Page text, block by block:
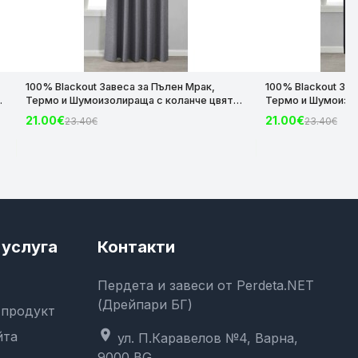
100% Blackout Завеса за Пълен Мрак,
Термо и Шумоизолираща с коланче цвят
Тъмно Сив, 175х140 и 245х140 за Релса и
Корниз код-2023600-008
21.00€23.40€
100% Blackout
Термо и
Черен, 175х140 и
Корниз код-
21.00€23.40€
Контакти
Пердета и завеси от Perdeta.NET
(Дрейпари БГ)
location_on ул. П.Каравелов №4, Варна,